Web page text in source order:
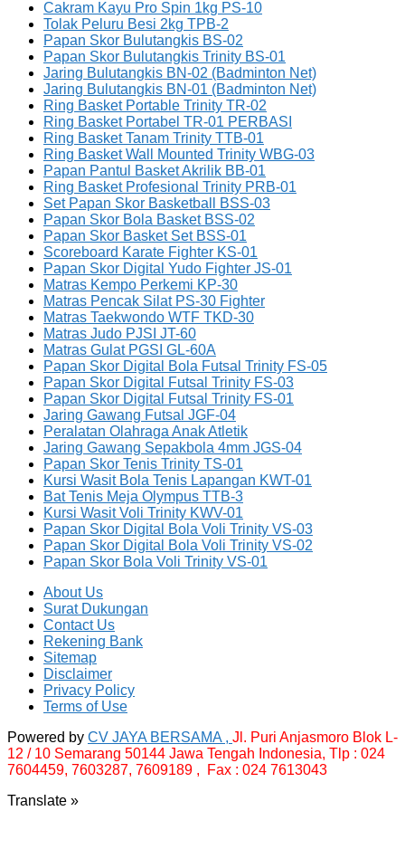
Cakram Kayu Pro Spin 1kg PS-10
Tolak Peluru Besi 2kg TPB-2
Papan Skor Bulutangkis BS-02
Papan Skor Bulutangkis Trinity BS-01
Jaring Bulutangkis BN-02 (Badminton Net)
Jaring Bulutangkis BN-01 (Badminton Net)
Ring Basket Portable Trinity TR-02
Ring Basket Portabel TR-01 PERBASI
Ring Basket Tanam Trinity TTB-01
Ring Basket Wall Mounted Trinity WBG-03
Papan Pantul Basket Akrilik BB-01
Ring Basket Profesional Trinity PRB-01
Set Papan Skor Basketball BSS-03
Papan Skor Bola Basket BSS-02
Papan Skor Basket Set BSS-01
Scoreboard Karate Fighter KS-01
Papan Skor Digital Yudo Fighter JS-01
Matras Kempo Perkemi KP-30
Matras Pencak Silat PS-30 Fighter
Matras Taekwondo WTF TKD-30
Matras Judo PJSI JT-60
Matras Gulat PGSI GL-60A
Papan Skor Digital Bola Futsal Trinity FS-05
Papan Skor Digital Futsal Trinity FS-03
Papan Skor Digital Futsal Trinity FS-01
Jaring Gawang Futsal JGF-04
Peralatan Olahraga Anak Atletik
Jaring Gawang Sepakbola 4mm JGS-04
Papan Skor Tenis Trinity TS-01
Kursi Wasit Bola Tenis Lapangan KWT-01
Bat Tenis Meja Olympus TTB-3
Kursi Wasit Voli Trinity KWV-01
Papan Skor Digital Bola Voli Trinity VS-03
Papan Skor Digital Bola Voli Trinity VS-02
Papan Skor Bola Voli Trinity VS-01
About Us
Surat Dukungan
Contact Us
Rekening Bank
Sitemap
Disclaimer
Privacy Policy
Terms of Use
Powered by CV JAYA BERSAMA , Jl. Puri Anjasmoro Blok L-
12 / 10 Semarang 50144 Jawa Tengah Indonesia, Tlp : 024
7604459, 7603287, 7609189 , Fax : 024 7613043
Translate »